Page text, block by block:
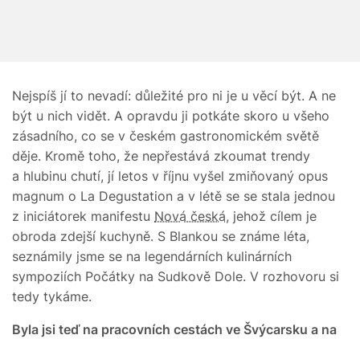
Nejspíš jí to nevadí: důležité pro ni je u věcí být. A ne
být u nich vidět. A opravdu ji potkáte skoro u všeho
zásadního, co se v českém gastronomickém světě
děje. Kromě toho, že nepřestává zkoumat trendy
a hlubinu chutí, jí letos v říjnu vyšel zmiňovaný opus
magnum o La Degustation a v létě se se stala jednou
z iniciátorek manifestu Nová česká, jehož cílem je
obroda zdejší kuchyně. S Blankou se známe léta,
seznámily jsme se na legendárních kulinárních
sympoziích Počátky na Sudkově Dole. V rozhovoru si
tedy tykáme.
Byla jsi teď na pracovních cestách ve Švýcarsku a na